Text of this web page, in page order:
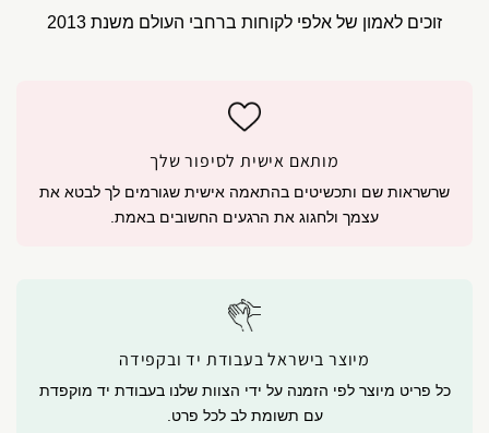
זוכים לאמון של אלפי לקוחות ברחבי העולם משנת 2013
מותאם אישית לסיפור שלך
שרשראות שם ותכשיטים בהתאמה אישית שגורמים לך לבטא את
עצמך ולחגוג את הרגעים החשובים באמת.
מיוצר בישראל בעבודת יד ובקפידה
כל פריט מיוצר לפי הזמנה על ידי הצוות שלנו בעבודת יד מוקפדת
עם תשומת לב לכל פרט.